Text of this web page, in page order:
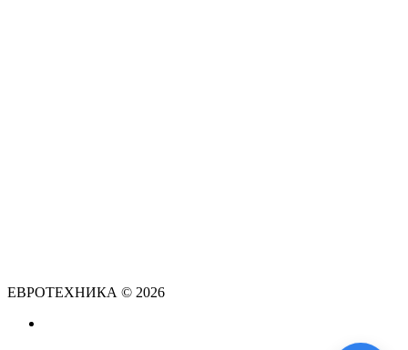
ЕВРОТЕХНИКА © 2026